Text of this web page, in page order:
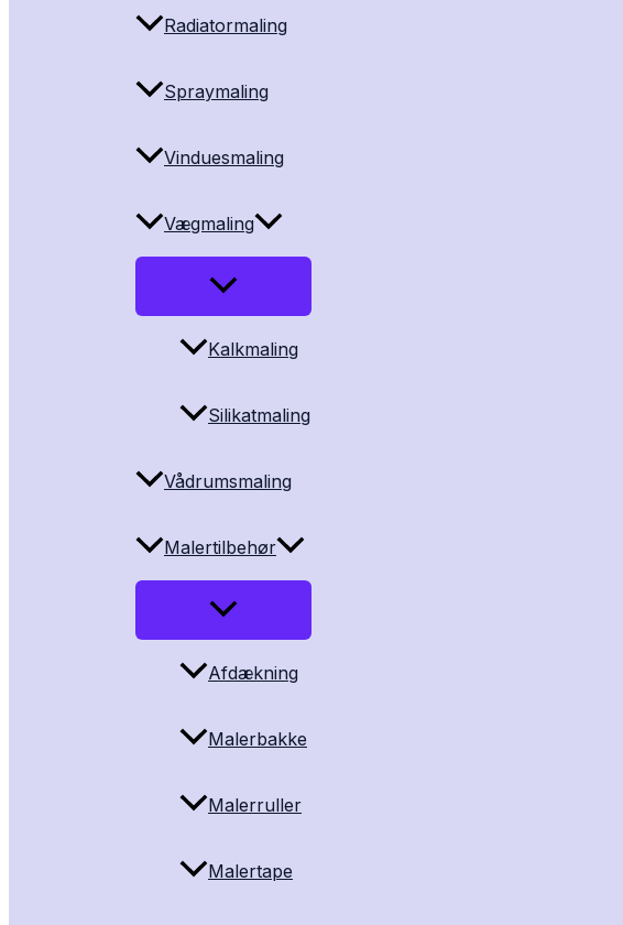
Radiatormaling
Spraymaling
Vinduesmaling
Vægmaling
Kalkmaling
Silikatmaling
Vådrumsmaling
Malertilbehør
Afdækning
Malerbakke
Malerruller
Malertape